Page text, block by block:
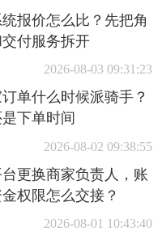
报价怎么比？先把角
付服务拆开
2026-08-03 09:31:23
单什么时候派骑手？
下单时间
2026-08-02 09:38:55
更换商家负责人，账
权限怎么交接？
2026-08-01 10:43:40